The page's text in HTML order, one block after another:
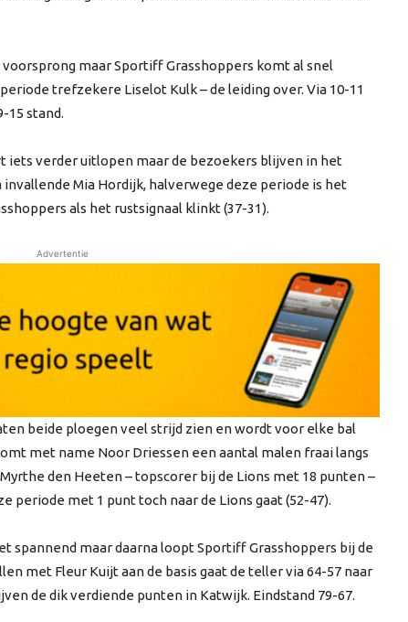
maar Sportiff Grasshoppers komt al snel
trefzekere Liselot Kulk – de leiding over. Via 10-11
15 stand.
iets verder uitlopen maar de bezoekers blijven in het
invallende Mia Hordijk, halverwege deze periode is het
als het rustsignaal klinkt (37-31).
Advertentie
beide ploegen veel strijd zien en wordt voor elke bal
met name Noor Driessen een aantal malen fraai langs
den Heeten – topscorer bij de Lions met 18 punten –
periode met 1 punt toch naar de Lions gaat (52-47).
maar daarna loopt Sportiff Grasshoppers bij de
met Fleur Kuijt aan de basis gaat de teller via 64-57 naar
de dik verdiende punten in Katwijk. Eindstand 79-67.